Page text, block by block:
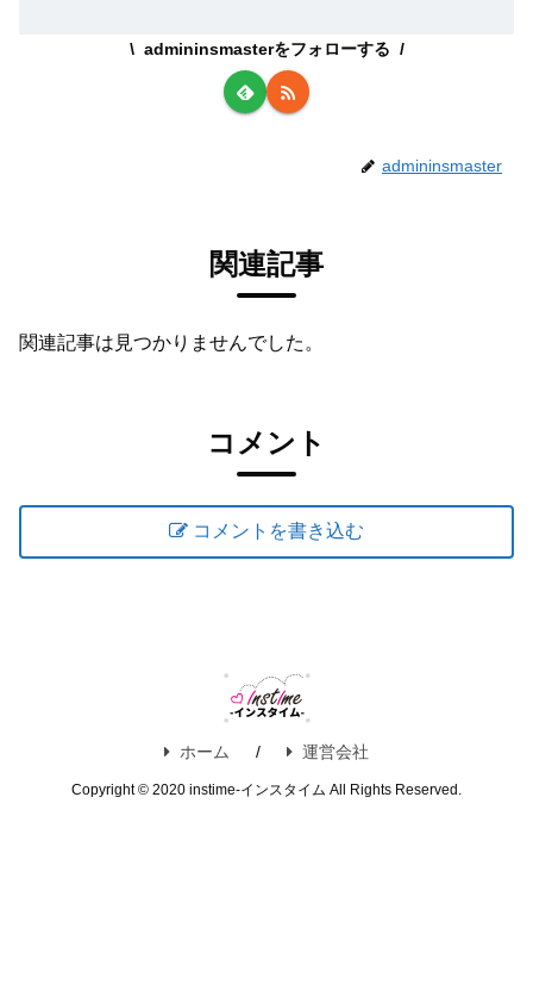
admininsmasterをフォローする
admininsmaster
関連記事
関連記事は見つかりませんでした。
コメント
コメントを書き込む
ホーム 運営会社
Copyright © 2020 instime-インスタイム All Rights Reserved.